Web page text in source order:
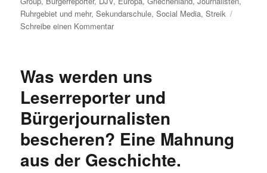
Ruhrgebiet und mehr,Sekundarschule,Social Media,Streik
Schreibe einen Kommentarzu
Schundmedien,
und
mehr.
Was werden uns
Leserreporter und
Bürgerjournalisten
bescheren? Eine Mahnung
aus der Geschichte.